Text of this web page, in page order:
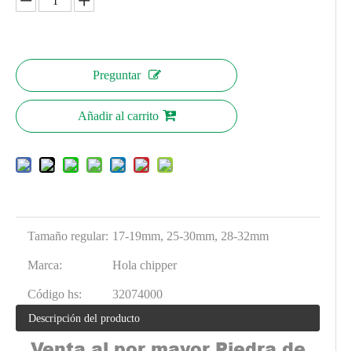
Preguntar
Añadir al carrito
Tamaño regular: 17-19mm, 25-30mm, 28-32mm
Marca: Hola chipper
Código hs: 32074000
Descripción del producto